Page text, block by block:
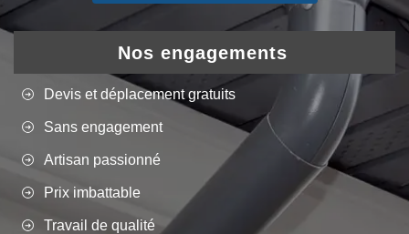
Nos engagements
Devis et déplacement gratuits
Sans engagement
Artisan passionné
Prix imbattable
Travail de qualité